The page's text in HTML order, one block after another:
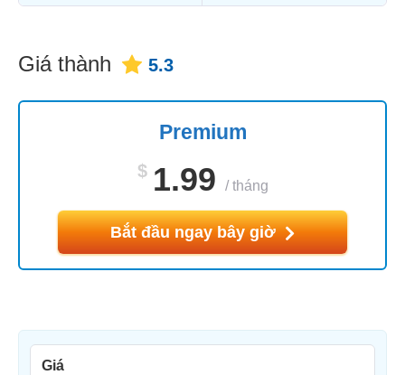
Giá thành 5.3
Premium
$ 1.99 / tháng
Bắt đầu ngay bây giờ
Giá